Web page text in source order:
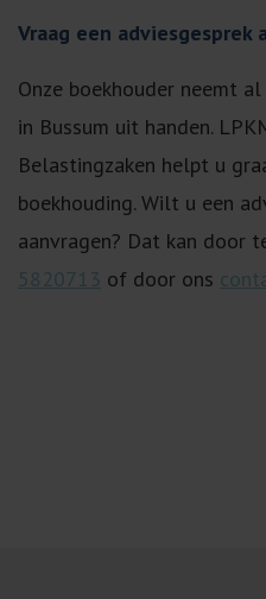
Vraag een adviesgesprek
Onze boekhouder neemt
in Bussum uit handen.
Belastingzaken helpt u
boekhouding. Wilt u een
aanvragen? Dat kan door
5820713 of door ons